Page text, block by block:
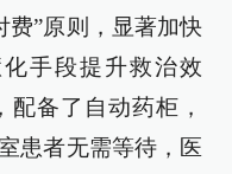
费”原则，显著加快
手段提升救治效
备了自动药柜，
患者无需等待，医